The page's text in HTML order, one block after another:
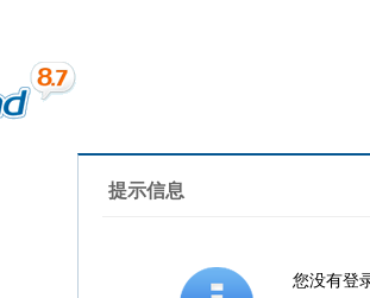
提示信息
您没有登